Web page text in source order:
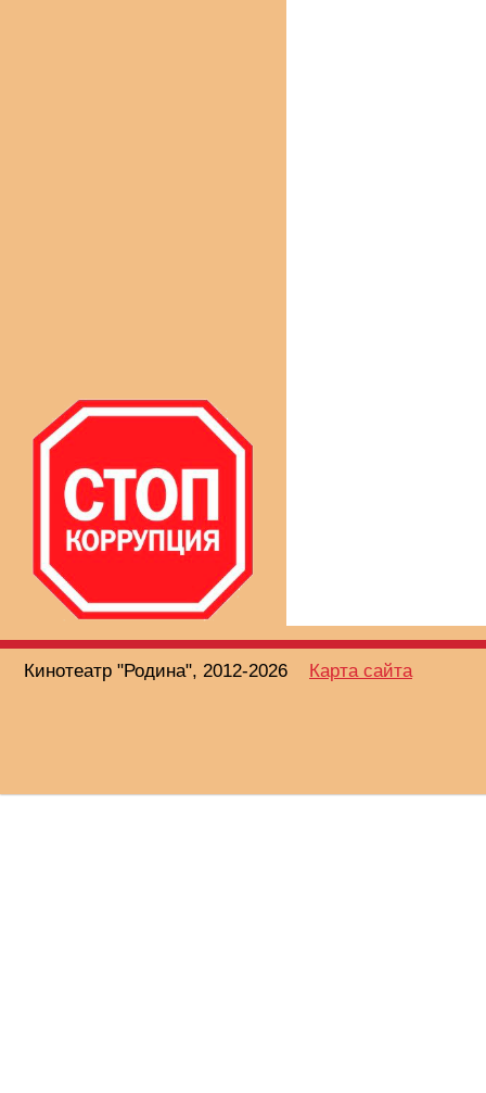
Кинотеатр "Родина", 2012-2026 Карта сайта